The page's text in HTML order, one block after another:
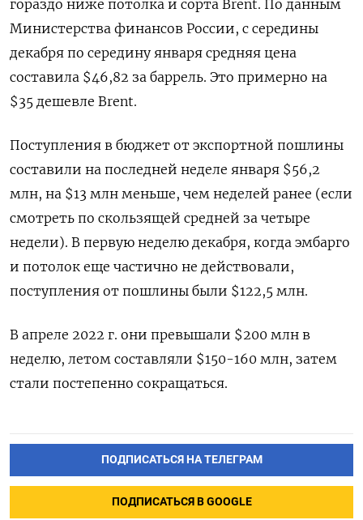
гораздо ниже потолка и сорта Brent. По данным
Министерства финансов России, с середины
декабря по середину января средняя цена
составила $46,82 за баррель. Это примерно на
$35 дешевле Brent.
Поступления в бюджет от экспортной пошлины
составили на последней неделе января $56,2
млн, на $13 млн меньше, чем неделей ранее (если
смотреть по скользящей средней за четыре
недели). В первую неделю декабря, когда эмбарго
и потолок еще частично не действовали,
поступления от пошлины были $122,5 млн.
В апреле 2022 г. они превышали $200 млн в
неделю, летом составляли $150-160 млн, затем
стали постепенно сокращаться.
ПОДПИСАТЬСЯ НА ТЕЛЕГРАМ
ПОДПИСАТЬСЯ В GOOGLE